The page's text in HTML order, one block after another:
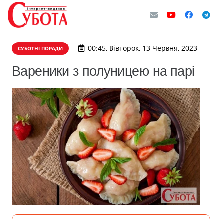
СУБОТНІ ПОРАДИ 00:45, Вівторок, 13 Червня, 2023
Вареники з полуницею на парі